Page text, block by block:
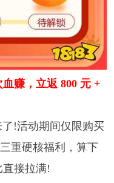
赚，立返 800 元 +
!活动期间仅限购买
重硬核福利，算下
接拉满!